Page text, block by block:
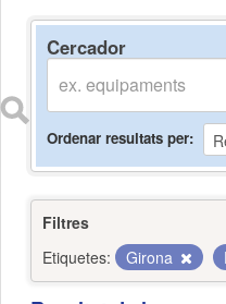
Cercador
Ordenar resultats per
Filtres
Etiquetes:
Girona